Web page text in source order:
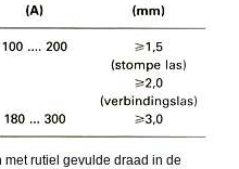
rutiel gevulde draad in de